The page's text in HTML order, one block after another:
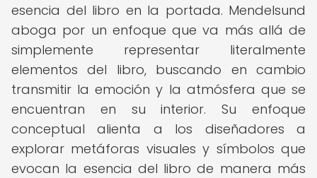
esencia del libro en la portada. Mendelsund
aboga por un enfoque que va más allá de
simplemente representar literalmente
elementos del libro, buscando en cambio
transmitir la emoción y la atmósfera que se
encuentran en su interior. Su enfoque
conceptual alienta a los diseñadores a
explorar metáforas visuales y símbolos que
evocan la esencia del libro de manera más